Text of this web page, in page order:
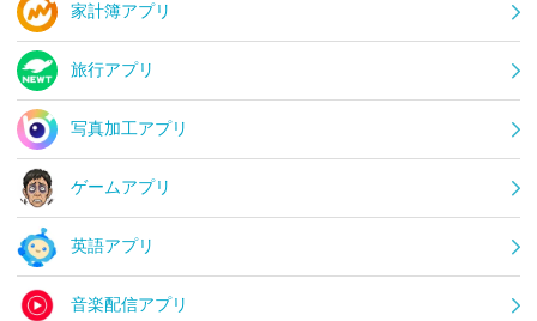
家計簿アプリ
旅行アプリ
写真加工アプリ
ゲームアプリ
英語アプリ
音楽配信アプリ